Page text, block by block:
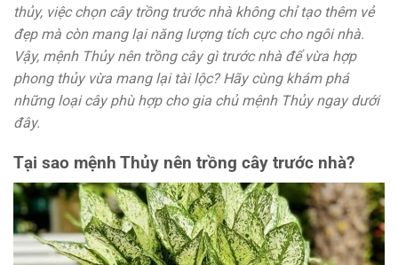
thủy, việc chọn cây trồng trước nhà không chỉ tạo thêm vẻ
đẹp mà còn mang lại năng lượng tích cực cho ngôi nhà.
Vậy, mệnh Thủy nên trồng cây gì trước nhà để vừa hợp
phong thủy vừa mang lại tài lộc? Hãy cùng khám phá
những loại cây phù hợp cho gia chủ mệnh Thủy ngay dưới
đây.
Tại sao mệnh Thủy nên trồng cây trước nhà?